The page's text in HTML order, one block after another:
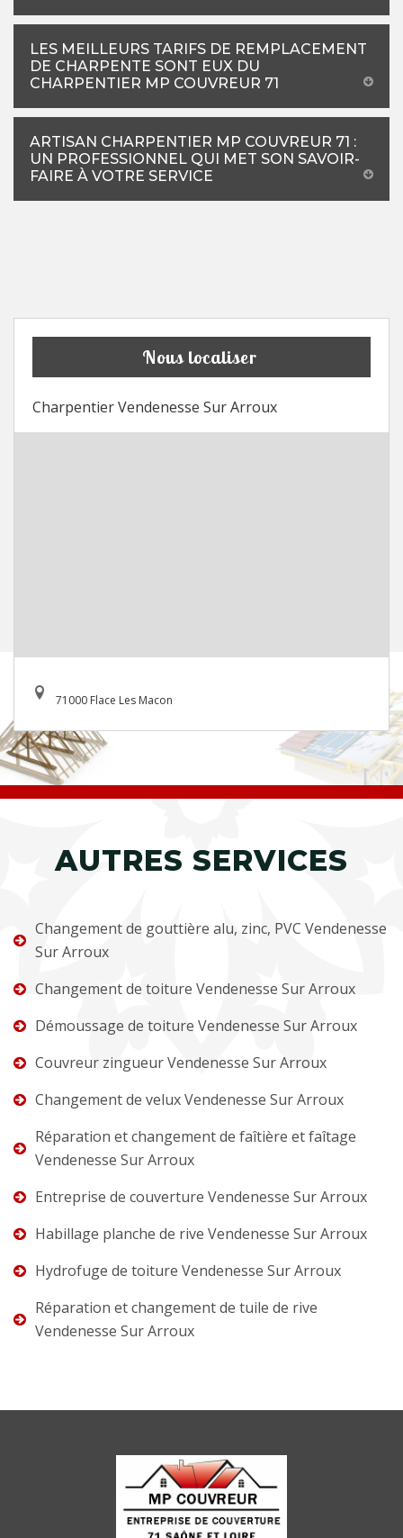
LES MEILLEURS TARIFS DE REMPLACEMENT
DE CHARPENTE SONT EUX DU
CHARPENTIER MP COUVREUR 71
ARTISAN CHARPENTIER MP COUVREUR 71 :
UN PROFESSIONNEL QUI MET SON SAVOIR-
FAIRE À VOTRE SERVICE
Nous localiser
Charpentier Vendenesse Sur Arroux
71000 Flace Les Macon
AUTRES SERVICES
Changement de gouttière alu, zinc, PVC Vendenesse
Sur Arroux
Changement de toiture Vendenesse Sur Arroux
Démoussage de toiture Vendenesse Sur Arroux
Couvreur zingueur Vendenesse Sur Arroux
Changement de velux Vendenesse Sur Arroux
Réparation et changement de faîtière et faîtage
Vendenesse Sur Arroux
Entreprise de couverture Vendenesse Sur Arroux
Habillage planche de rive Vendenesse Sur Arroux
Hydrofuge de toiture Vendenesse Sur Arroux
Réparation et changement de tuile de rive
Vendenesse Sur Arroux